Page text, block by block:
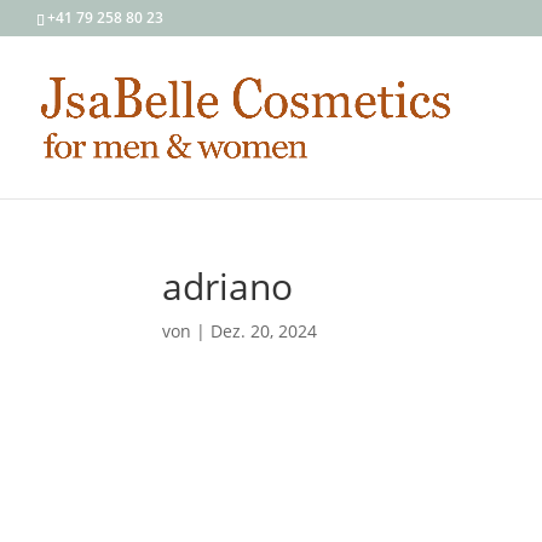
+41 79 258 80 23
adriano
von | Dez. 20, 2024